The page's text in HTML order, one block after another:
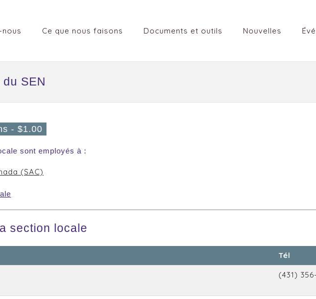
Ce que nous faisons Documents et outils Nouvelles
SEN
- $1.00
sont employés à :
(SAC)
section locale
Tél
(431)